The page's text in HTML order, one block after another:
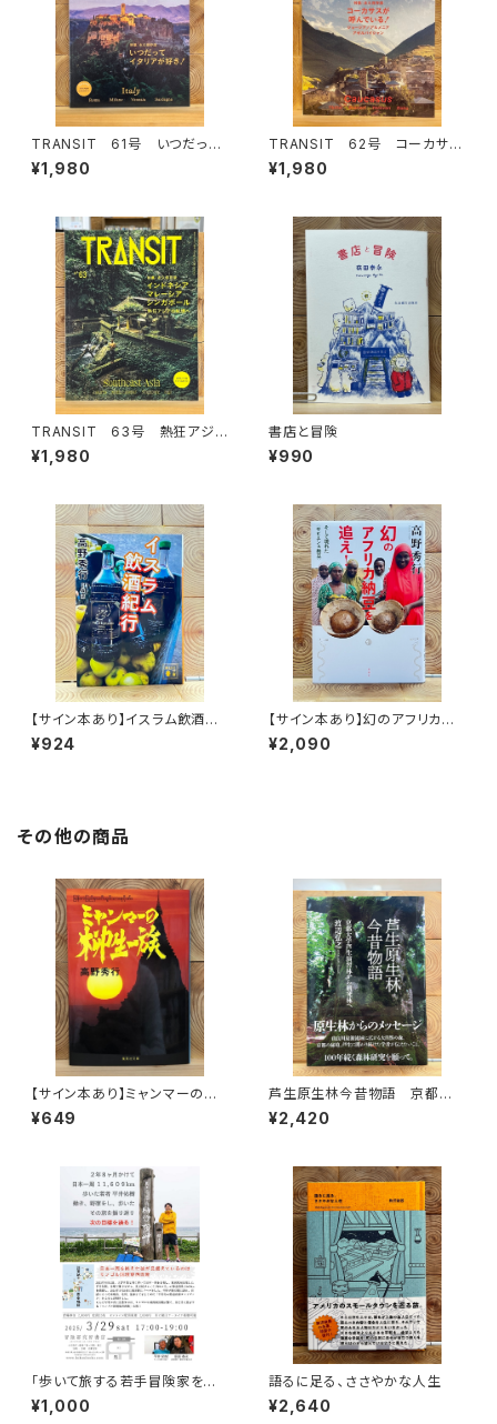
TRANSIT 61号 いつだって
イタリアが好き！
¥1,980
TRANSIT 62号 コーカサス
が呼んでいる！
¥1,980
TRANSIT 63号 熱狂アジア
の秘境へ
¥1,980
書店と冒険
¥990
【サイン本あり】イスラム飲酒紀
行
¥924
【サイン本あり】幻のアフリカ納
豆を追え！
¥2,090
その他の商品
【サイン本あり】ミャンマーの柳
生一族
¥649
芦生原生林今昔物語 京都大
学芦生演習林から研究林へ
¥2,420
「歩いて旅する若手冒険家を青
田買い！平井佑樹 × 荻田泰永」
録画視聴権
¥1,000
語るに足る、ささやかな人生
¥2,640